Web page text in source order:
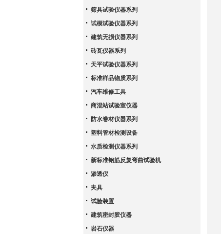
筛具试验仪器系列
试模试验仪器系列
建筑无损仪器系列
砖瓦仪器系列
天平试验仪器系列
标准样品物质系列
汽车维修工具
商混站试验室仪器
防水卷材仪器系列
塑料管材检测设备
水质检测仪器系列
新标准钢筋反复弯曲试验机
渗透仪
夹具
试验装置
建筑密封胶仪器
岩石仪器